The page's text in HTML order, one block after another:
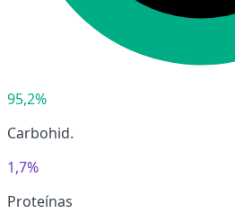
95,2%
Carbohid.
1,7%
Proteínas